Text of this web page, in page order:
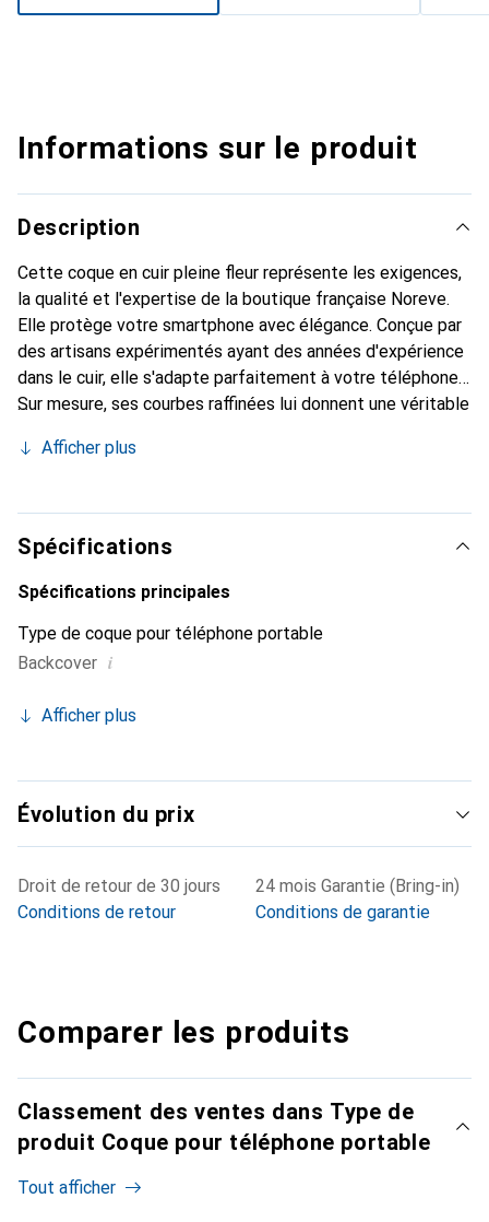
Informations sur le produit
Description
Cette coque en cuir pleine fleur représente les exigences,
la qualité et l'expertise de la boutique française Noreve.
Elle protège votre smartphone avec élégance. Conçue par
des artisans expérimentés ayant des années d'expérience
dans le cuir, elle s'adapte parfaitement à votre téléphone.
Sur mesure, ses courbes raffinées lui donnent une véritable
indispensable pour votre smartphone. La marque Noreve
haute qualité et constitue un choix fiable pour une
clientèle exigeante.
Afficher plus
Spécifications
Spécifications principales
Type de coque pour téléphone portable
Backcover i
Afficher plus
Évolution du prix
Droit de retour de 30 jours
Conditions de retour
24 mois Garantie (Bring-in)
Conditions de garantie
Comparer les produits
Classement des ventes dans Type de
produit Coque pour téléphone portable
Tout afficher